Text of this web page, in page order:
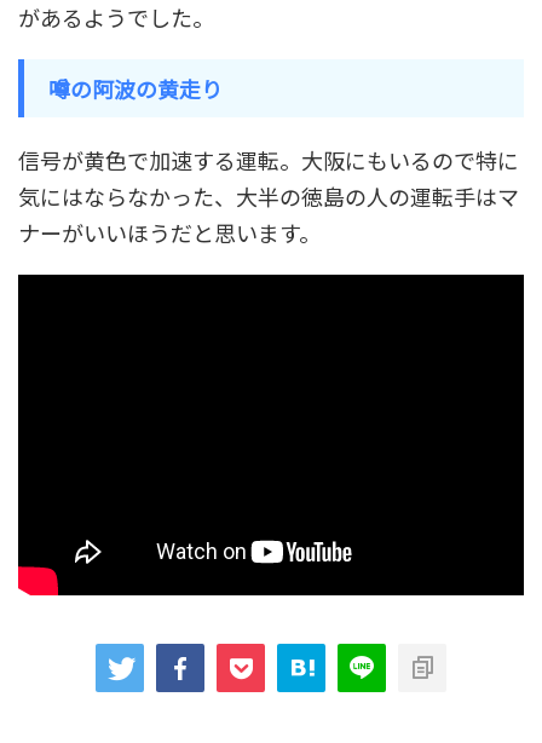
があるようでした。
噂の阿波の黄走り
信号が黄色で加速する運転。大阪にもいるので特に
気にはならなかった、大半の徳島の人の運転手はマ
ナーがいいほうだと思います。